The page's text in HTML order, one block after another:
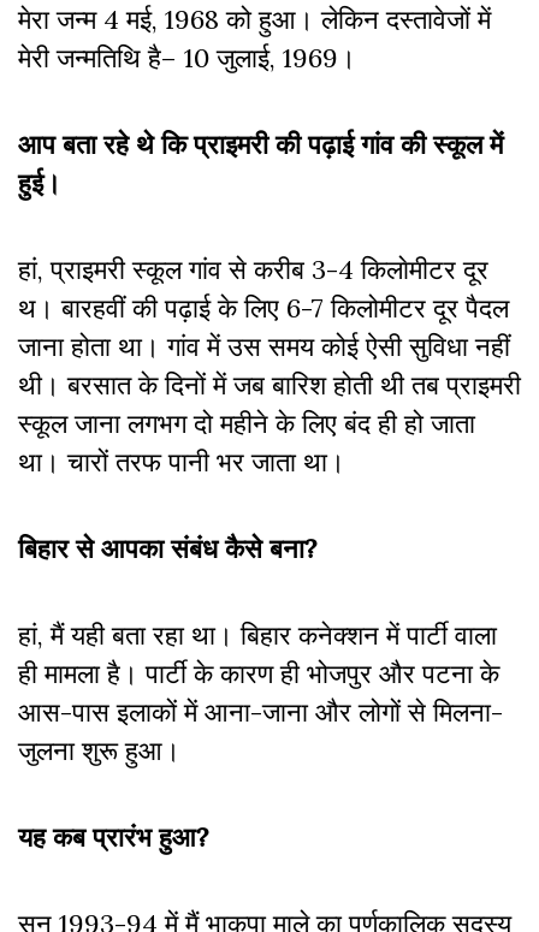
मेरा जन्म 4 मई, 1968 को हुआ। लेकिन दस्तावेजों में
मेरी जन्मतिथि है– 10 जुलाई, 1969।
आप बता रहे थे कि प्राइमरी की पढ़ाई गांव की स्कूल में
हुई।
हां, प्राइमरी स्कूल गांव से करीब 3-4 किलाेमीटर दूर
थ। बारहवीं की पढ़ाई के लिए 6-7 किलोमीटर दूर पैदल
जाना होता था। गांव में उस समय कोई ऐसी सुविधा नहीं
थी। बरसात के दिनों में जब बारिश होती थी तब प्राइमरी
स्कूल जाना लगभग दो महीने के लिए बंद ही हो जाता
था। चारों तरफ पानी भर जाता था।
बिहार से आपका संबंध कैसे बना?
हां, मैं यही बता रहा था। बिहार कनेक्शन में पार्टी वाला
ही मामला है। पार्टी के कारण ही भोजपुर और पटना के
आस-पास इलाकों में आना-जाना और लोगों से मिलना-
जुलना शुरू हुआ।
यह कब प्रारंभ हुआ?
सन् 1993-94 में मैं भाकपा माले का पूर्णकालिक सदस्य